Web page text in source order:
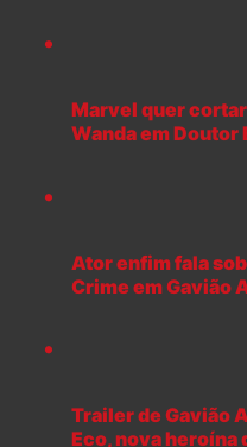
Marvel quer
Wanda em Doutor
Ator enfim fala
Crime em Gavião
Trailer de Gavião
Eco, nova heroína